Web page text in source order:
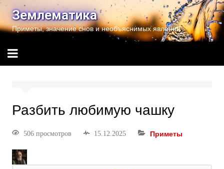
Землематика
Приметы, значение снов и необъяснимых явлений
Разбить любимую чашку
506 просмотров 15.12.2025 Приметы